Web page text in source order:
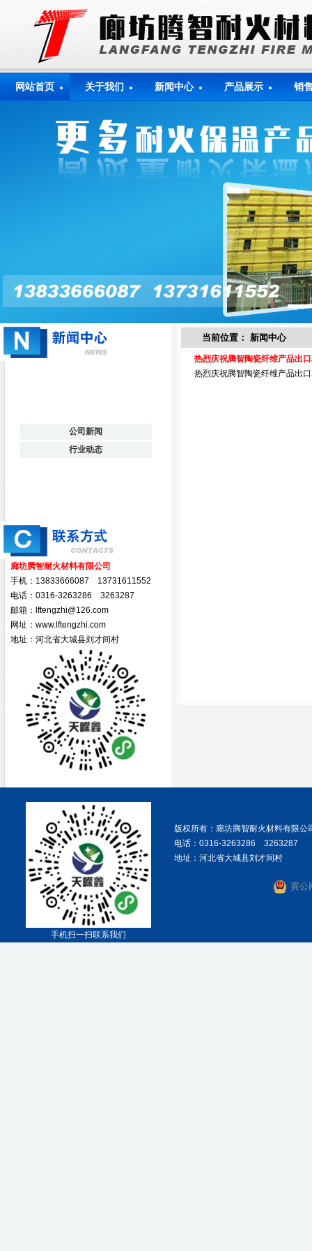
网站首页 关于我们 新闻中心 产品展示 销
公司新闻
行业动态
廊坊腾智耐火材料有限公司
手机：13833666087 13731611552
电话：0316-3263286 3263287
邮箱：lftengzhi@126.com
网址：www.lftengzhi.com
地址：河北省大城县刘才间村
当前位置： 新闻中心
热烈庆祝腾智陶瓷纤维产品出
热烈庆祝腾智陶瓷纤维产品出
手机扫一扫联系我们
版权所有：廊坊腾智耐火材料有限公
电话：0316-3263286 3263287
地址：河北省大城县刘才间村
冀公